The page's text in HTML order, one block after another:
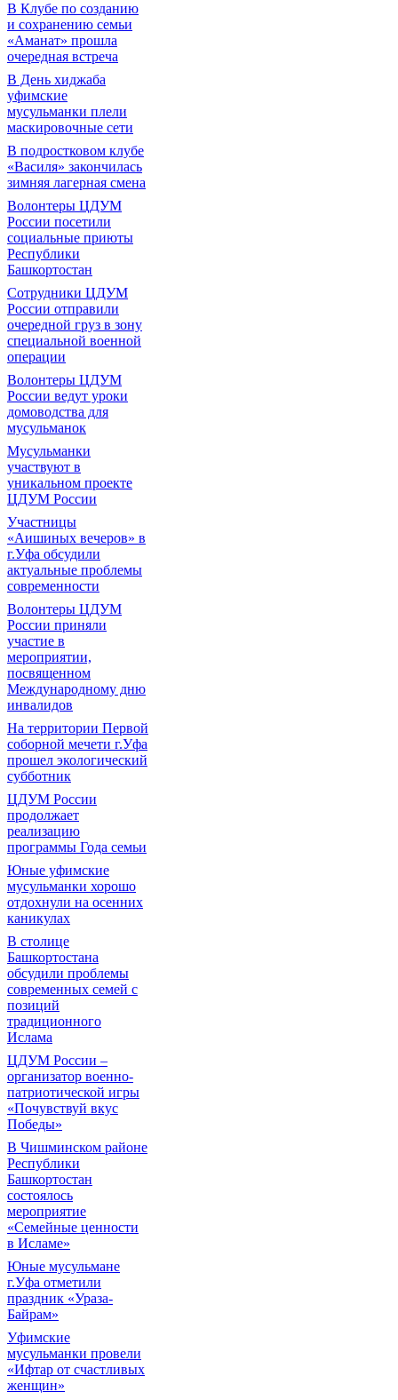
В Клубе по созданию
и сохранению семьи
«Аманат» прошла
очередная встреча
В День хиджаба
уфимские
мусульманки плели
маскировочные сети
В подростковом клубе
«Василя» закончилась
зимняя лагерная смена
Волонтеры ЦДУМ
России посетили
социальные приюты
Республики
Башкортостан
Сотрудники ЦДУМ
России отправили
очередной груз в зону
специальной военной
операции
Волонтеры ЦДУМ
России ведут уроки
домоводства для
мусульманок
Мусульманки
участвуют в
уникальном проекте
ЦДУМ России
Участницы
«Аишиных вечеров» в
г.Уфа обсудили
актуальные проблемы
современности
Волонтеры ЦДУМ
России приняли
участие в
мероприятии,
посвященном
Международному дню
инвалидов
На территории Первой
соборной мечети г.Уфа
прошел экологический
субботник
ЦДУМ России
продолжает
реализацию
программы Года семьи
Юные уфимские
мусульманки хорошо
отдохнули на осенних
каникулах
В столице
Башкортостана
обсудили проблемы
современных семей с
позиций
традиционного
Ислама
ЦДУМ России –
организатор военно-
патриотической игры
«Почувствуй вкус
Победы»
В Чишминском районе
Республики
Башкортостан
состоялось
мероприятие
«Семейные ценности
в Исламе»
Юные мусульмане
г.Уфа отметили
праздник «Ураза-
Байрам»
Уфимские
мусульманки провели
«Ифтар от счастливых
женщин»